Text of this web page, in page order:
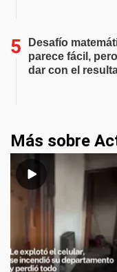
Desafío
parece fácil,
dar con el
Más sobre